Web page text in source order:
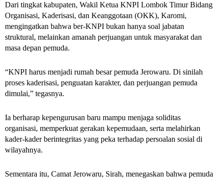
Dari tingkat kabupaten, Wakil Ketua KNPI Lombok Timur Bidang
Organisasi, Kaderisasi, dan Keanggotaan (OKK), Karomi,
mengingatkan bahwa ber-KNPI bukan hanya soal jabatan
struktural, melainkan amanah perjuangan untuk masyarakat dan
masa depan pemuda.
“KNPI harus menjadi rumah besar pemuda Jerowaru. Di sinilah
proses kaderisasi, penguatan karakter, dan perjuangan pemuda
dimulai,” tegasnya.
Ia berharap kepengurusan baru mampu menjaga soliditas
organisasi, memperkuat gerakan kepemudaan, serta melahirkan
kader-kader berintegritas yang peka terhadap persoalan sosial di
wilayahnya.
Sementara itu, Camat Jerowaru, Sirah, menegaskan bahwa pemuda